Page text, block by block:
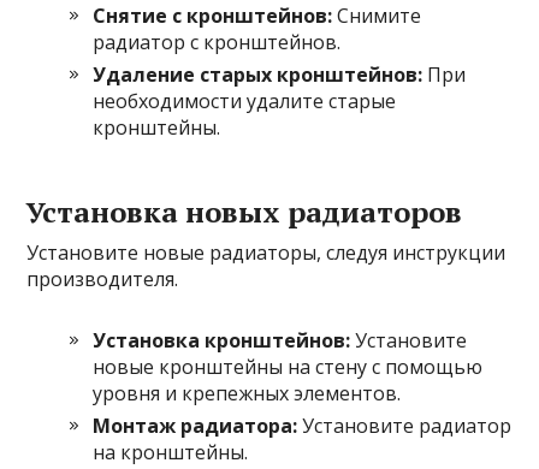
Снятие с кронштейнов:Снимите
радиатор с кронштейнов.
Удаление старых кронштейнов: При
необходимости удалите старые
кронштейны.
Установка новых радиаторов
Установите новые радиаторы, следуя инструкции
производителя.
Установка кронштейнов:Установите
новые кронштейны на стену с помощью
уровня и крепежных элементов.
Монтаж радиатора:Установите радиатор
на кронштейны.